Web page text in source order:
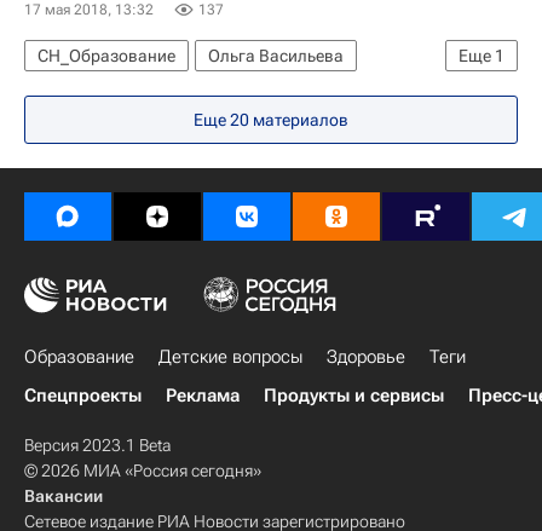
17 мая 2018, 13:32 137
Еще 1
СН_Образование
Ольга Васильева
Социальный навигатор
Еще 20 материалов
Образование Детские вопросы Здоровье
Теги
Спецпроекты
Реклама Продукты и сервисы Пресс-
Версия 2023.1 Beta
© 2026 МИА «Россия сегодня»
Вакансии
Сетевое издание РИА Новости зарегистрировано